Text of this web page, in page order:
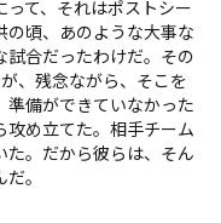
て、それはポストシー
の頃、あのような大事な
合だったわけだ。その
、残念ながら、そこを
備ができていなかった
め立てた。相手チーム
た。だから彼らは、そん
。